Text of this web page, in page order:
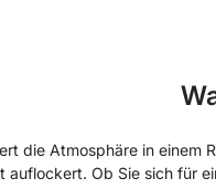
die Atmosphäre in einem
auflockert. Ob Sie sich für